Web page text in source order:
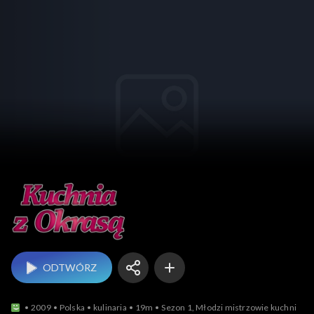
ODTWÓRZ
2009 Polska kulinaria 19m Sezon 1, Młodzi mistrzowie kuchni